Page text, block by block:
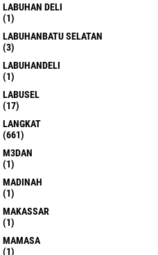
LABUHAN DELI
(1)
LABUHANBATU SELATAN
(3)
LABUHANDELI
(1)
LABUSEL
(17)
LANGKAT
(661)
M3DAN
(1)
MADINAH
(1)
MAKASSAR
(1)
MAMASA
(1)